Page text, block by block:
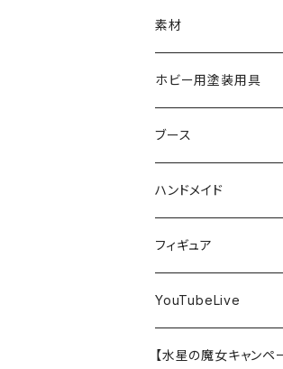
オリジナルスマホスタ
ウォッチスタンド
テープスタンド
ベース材
アパレル
30MS
30MF
ポケプラ
飛行機モデル
1/48 ミリタリーミニチュ
1/35ミリタリーミニチュ
ザ☆バイク
けもプラ
KOTOBUKIYA
メガミデバイス
無限邂逅メガロマリア
アルカナディア
プラフィア
エクスプラス
GOOD SMILE
MODEROID
PLAMATEA
wave
スコープドッグ
Hasegawa
カーモデル
ファインモールド
エナメル塗料
仕上げ材・コート材
サーフェイサー
水系エマルジョン塗料
ラッカー塗料
エナメル塗料
プライマー
ウェザリング・墨入れ
ガイアノーツ
エナメル塗料
ラッカー塗料
その他
ターナー
アクリル塗料
プラモ向上委員会
その他
ハセガワ
ポリマー
コンパウンド
フィニッシャーズ
研磨剤
コンパウンド
トアミル
溶剤・うすめ液
クアトロポルテ
ニッパー
切削工具
ウェーブ
小物プラパーツ
ニッパー
ゴッドハンド
ニッパー
切削工具
ミネシマ
切削工具
その他工具
ガイアノーツ
その他工具
工具消耗品
クレオス
アイコム
切削工具
S.J.WORKs
BANDAI
HG
MG
MGSD
素材
TAMIYA
接着剤
クレオス
接着剤
ガイアノーツ
接着剤
パテ
ウェーブ
接着剤
パテ
コニシ
接着剤
セメダイン
ホビー用塗装用具
TAMIYA
エアブラシ関連用品
塗装関係消耗品
PROFIX(RAYWOOD)
エアブラシ
エアブラシ関連用品
ガイアノーツ
その他
ホビー用塗料皿・容器
プラモ向上委員会
その他
クレオス
ブース
PROFIX(RAYWOOD)
ウェーブ
ハンドメイド
完成品
素材
フィギュア
バンダイ
METAL ROBOT魂
YouTubeLive
【水星の魔女キャンペ